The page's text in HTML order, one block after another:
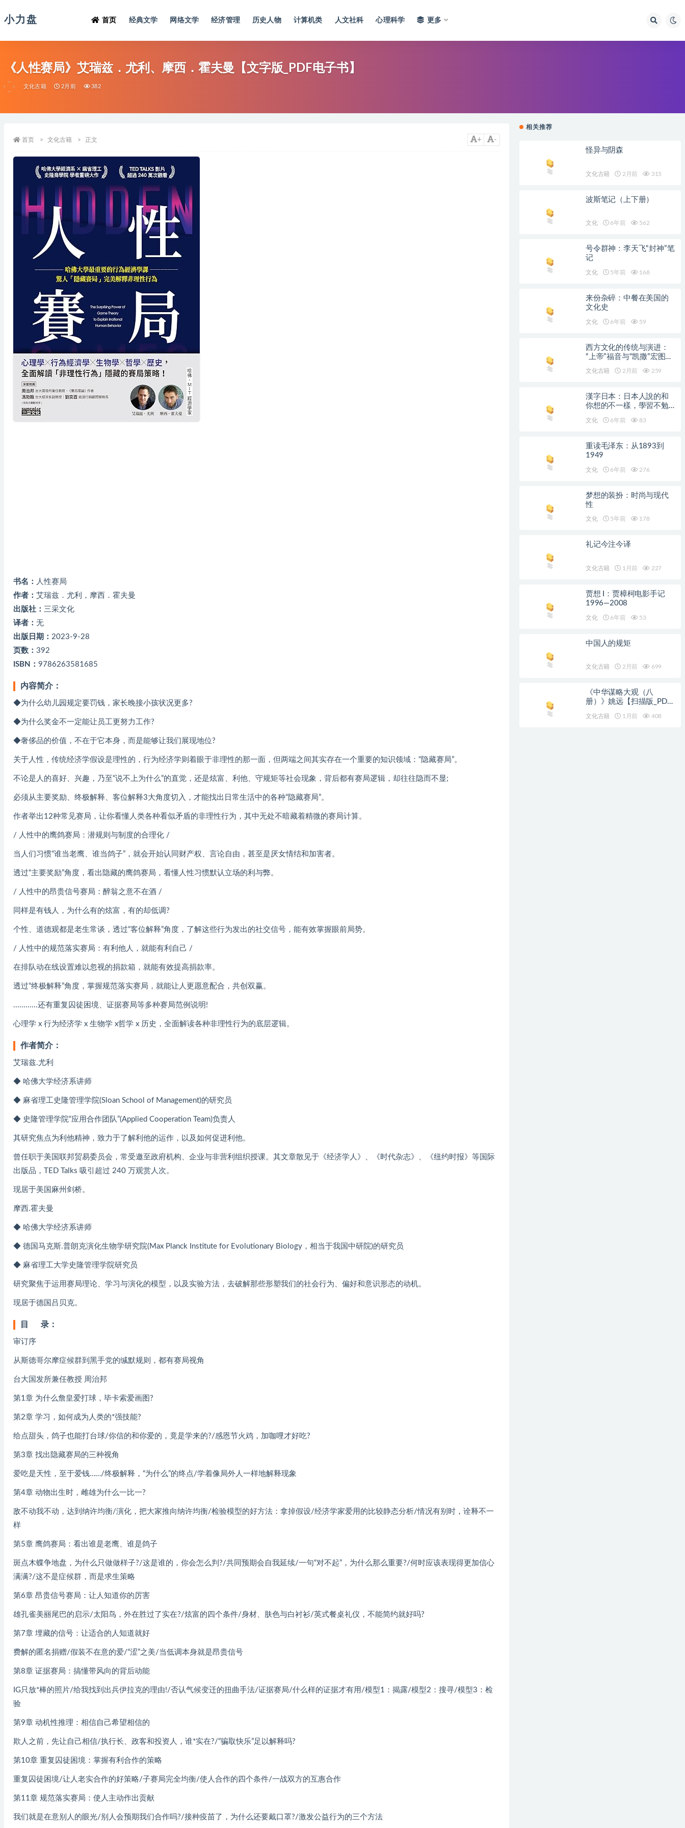
小力盘 首页 经典文学 网络文学 经济管理 历史人物 计算机类 人文社科 心理科学 更多
《人性赛局》艾瑞兹．尤利、摩西．霍夫曼【文字版_PDF电子书】
文化古籍 2月前 382
+ -
首页 文化古籍 正文
书名： 人性赛局
作者： 艾瑞兹．尤利，摩西．霍夫曼
出版社： 三采文化
译者： 无
出版日期： 2023-9-28
页数： 392
ISBN： 9786263581685
内容简介：
◆为什么幼儿园规定要罚钱，家长晚接小孩状况更多?
◆为什么奖金不一定能让员工更努力工作?
◆奢侈品的价值，不在于它本身，而是能够让我们展现地位?
关于人性，传统经济学假设是理性的，行为经济学则着眼于非理性的那一面，但两端之间其实存在一个重要的知识领域：“隐藏赛局”。
不论是人的喜好、兴趣，乃至“说不上为什么”的直觉，还是炫富、利他、守规矩等社会现象，背后都有赛局逻辑，却往往隐而不显;
必须从主要奖励、终极解释、客位解释3大角度切入，才能找出日常生活中的各种“隐藏赛局”。
作者举出12种常见赛局，让你看懂人类各种看似矛盾的非理性行为，其中无处不暗藏着精微的赛局计算。
/ 人性中的鹰鸽赛局：潜规则与制度的合理化 /
当人们习惯“谁当老鹰、谁当鸽子”，就会开始认同财产权、言论自由，甚至是厌女情结和加害者。
透过“主要奖励”角度，看出隐藏的鹰鸽赛局，看懂人性习惯默认立场的利与弊。
/ 人性中的昂贵信号赛局：醉翁之意不在酒 /
同样是有钱人，为什么有的炫富，有的却低调?
个性、道德观都是老生常谈，透过“客位解释”角度，了解这些行为发出的社交信号，能有效掌握眼前局势。
/ 人性中的规范落实赛局：有利他人，就能有利自己 /
在排队动在线设置难以忽视的捐款箱，就能有效提高捐款率。
透过“终极解释”角度，掌握规范落实赛局，就能让人更愿意配合，共创双赢。
............还有重复囚徒困境、证据赛局等多种赛局范例说明!
心理学 x 行为经济学 x 生物学 x哲学 x 历史，全面解读各种非理性行为的底层逻辑。
作者简介：
艾瑞兹.尤利
◆ 哈佛大学经济系讲师
◆ 麻省理工史隆管理学院(Sloan School of Management)的研究员
◆ 史隆管理学院“应用合作团队”(Applied Cooperation Team)负责人
其研究焦点为利他精神，致力于了解利他的运作，以及如何促进利他。
曾任职于美国联邦贸易委员会，常受邀至政府机构、企业与非营利组织授课。其文章散见于《经济学人》、《时代杂志》、《纽约时报》等国际
出版品，TED Talks 吸引超过 240 万观赏人次。
现居于美国麻州剑桥。
摩西.霍夫曼
◆ 哈佛大学经济系讲师
◆ 德国马克斯.普朗克演化生物学研究院(Max Planck Institute for Evolutionary Biology，相当于我国中研院)的研究员
◆ 麻省理工大学史隆管理学院研究员
研究聚焦于运用赛局理论、学习与演化的模型，以及实验方法，去破解那些形塑我们的社会行为、偏好和意识形态的动机。
现居于德国吕贝克。
目 录：
审订序
从斯德哥尔摩症候群到黑手党的缄默规则，都有赛局视角
台大国发所兼任教授 周治邦
第1章 为什么詹皇爱打球，毕卡索爱画图?
第2章 学习，如何成为人类的*强技能?
给点甜头，鸽子也能打台球/你信的和你爱的，竟是学来的?/感恩节火鸡，加咖哩才好吃?
第3章 找出隐藏赛局的三种视角
爱吃是天性，至于爱钱……/终极解释，“为什么”的终点/学着像局外人一样地解释现象
第4章 动物出生时，雌雄为什么一比一?
敌不动我不动，达到纳许均衡/演化，把大家推向纳许均衡/检验模型的好方法：拿掉假设/经济学家爱用的比较静态分析/情况有别时，诠释不一
样
第5章 鹰鸽赛局：看出谁是老鹰、谁是鸽子
斑点木蝶争地盘，为什么只做做样子?/这是谁的，你会怎么判?/共同预期会自我延续/一句“对不起”，为什么那么重要?/何时应该表现得更加信心
满满?/这不是症候群，而是求生策略
第6章 昂贵信号赛局：让人知道你的厉害
雄孔雀美丽尾巴的启示/太阳鸟，外在胜过了实在?/炫富的四个条件/身材、肤色与白衬衫/英式餐桌礼仪，不能简约就好吗?
第7章 埋藏的信号：让适合的人知道就好
费解的匿名捐赠/假装不在意的爱/“涩”之美/当低调本身就是昂贵信号
第8章 证据赛局：搞懂带风向的背后动能
IG只放*棒的照片/给我找到出兵伊拉克的理由!/否认气候变迁的扭曲手法/证据赛局/什么样的证据才有用/模型1：揭露/模型2：搜寻/模型3：检
验
第9章 动机性推理：相信自己希望相信的
欺人之前，先让自己相信/执行长、政客和投资人，谁*实在?/“骗取快乐”足以解释吗?
第10章 重复囚徒困境：掌握有利合作的策略
重复囚徒困境/让人老实合作的好策略/子赛局完全均衡/使人合作的四个条件/一战双方的互惠合作
第11章 规范落实赛局：使人主动作出贡献
我们就是在意别人的眼光/别人会预期我们合作吗?/接种疫苗了，为什么还要戴口罩?/激发公益行为的三个方法
相关推荐
怪异与阴森
文化古籍 2月前 315
波斯笔记（上下册）
文化 6年前 562
号令群神：李天飞“封神”笔
记
文化 5年前 168
来份杂碎：中餐在美国的
文化史
文化 6年前 59
西方文化的传统与演进：
“上帝”福音与“凯撒”宏图的
文化古籍 2月前 259
漢字日本：日本人說的和
你想的不一樣，學習不勉
文化 6年前 83
重读毛泽东：从1893到
1949
文化 6年前 276
梦想的装扮：时尚与现代
性
文化 5年前 178
礼记今注今译
文化古籍 1月前 227
贾想 I：贾樟柯电影手记
1996—2008
文化 6年前 53
中国人的规矩
文化古籍 2月前 699
《中华谋略大观（八
册）》姚远【扫描版_PDF
文化古籍 1月前 408